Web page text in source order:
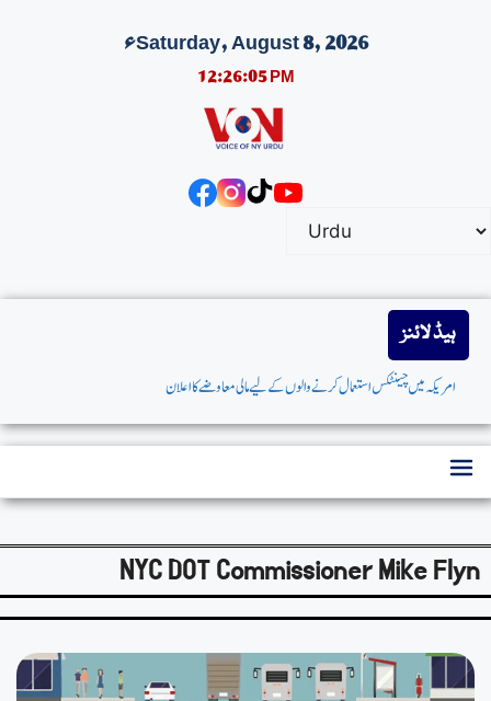
Saturday, August 8, 2026ء
12:26:06 PM
ہیڈ لائنز
امریکہ میں چینٹکس استعمال کرنے والوں کے لیے مالی معاوضے کا اعلان
NYC DOT Commissioner Mike Flyn